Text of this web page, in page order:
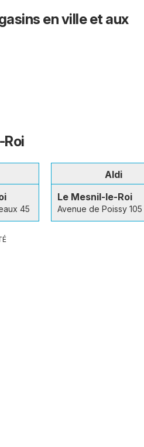
en ville et aux
45
Aldi
Le Mesnil-le-Roi
Avenue de Poissy 105